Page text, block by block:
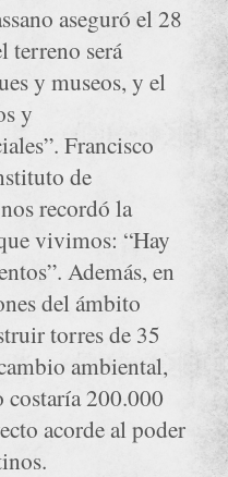
aseguró el 28
terreno será
y museos, y el
y
Francisco
de
recordó la
vivimos: “Hay
Además, en
del ámbito
torres de 35
ambiental,
costaría 200.000
acorde al poder